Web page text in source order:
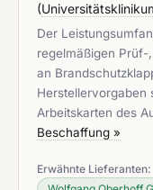
(
Der
regelmäßigen Prüf-
an
Herstellervorgaben
Arbeitskarten des
Beschaffung »
Erwähnte Lieferanten: